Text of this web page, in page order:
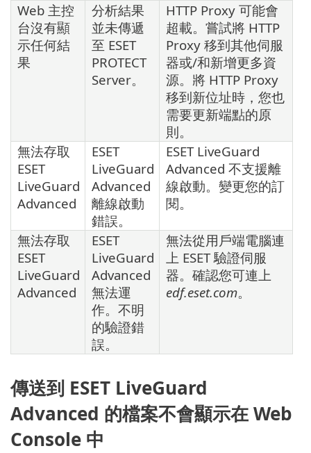
Web 主控
台沒有顯
示任何結
果
分析結果
並未傳遞
至 ESET
PROTECT
Server。
HTTP Proxy 可能會
超載。嘗試將 HTTP
Proxy 移到其他伺服
器或/和新增更多資
源。將 HTTP Proxy
移到新位址時，您也
需要更新端點的原
則。
無法存取
ESET
LiveGuard
Advanced
ESET
LiveGuard
Advanced
離線啟動
錯誤。
ESET LiveGuard
Advanced 不支援離
線啟動。變更您的訂
閱。
無法存取
ESET
LiveGuard
Advanced
ESET
LiveGuard
Advanced
無法運
作。不明
的驗證錯
誤。
無法從用戶端電腦連
上 ESET 驗證伺服
器。確認您可連上
edf.eset.com。
傳送到 ESET LiveGuard
Advanced 的檔案不會顯示在 Web
Console 中